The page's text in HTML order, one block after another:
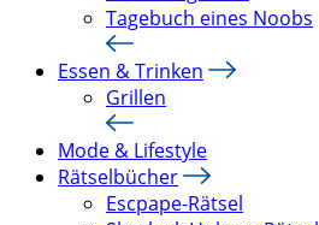
Tagebuch eines Noobs
Essen & Trinken
Grillen
Mode & Lifestyle
Rätselbücher
Escpape-Rätsel